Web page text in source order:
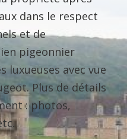
dans le respect
et de
pigeonnier
luxueuses avec vue
Plus de détails
: photos,